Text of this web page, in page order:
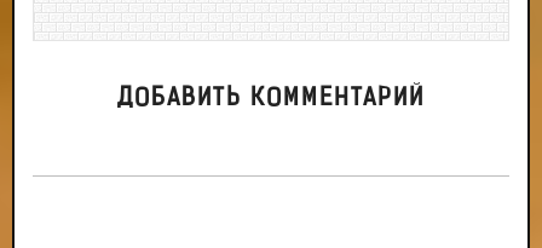
ДОБАВИТЬ КОММЕНТАРИЙ